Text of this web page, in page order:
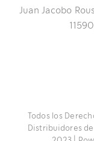
Juan Jacobo
Todos los
Distribuidores de